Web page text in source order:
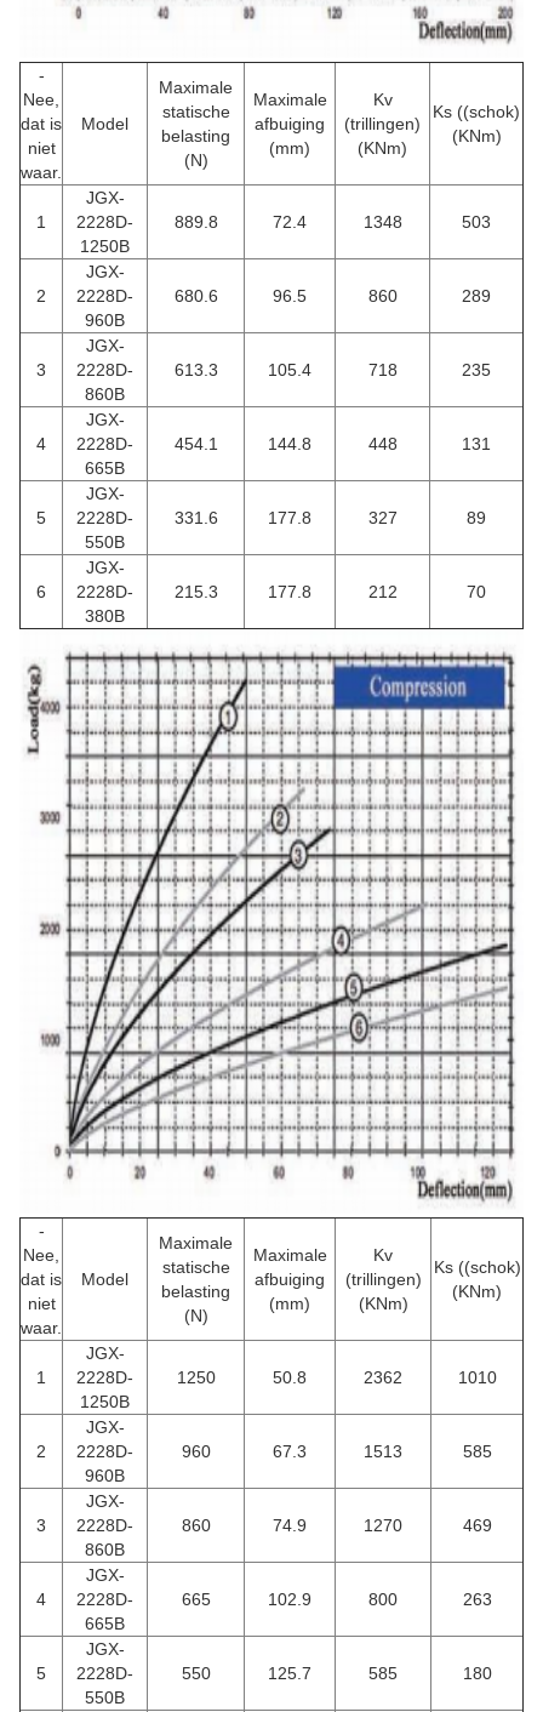
-
Nee,
dat is
niet
waar.
Model
Maximale
statische
belasting
(N)
Maximale
afbuiging
(mm)
Kv
(trillingen)
(KNm)
Ks ((schok)
(KNm)
1
JGX-
2228D-
1250B
889.8 72.4 1348 503
2
JGX-
2228D-
960B
680.6 96.5 860 289
3
JGX-
2228D-
860B
613.3 105.4 718 235
4
JGX-
2228D-
665B
454.1 144.8 448 131
5
JGX-
2228D-
550B
331.6 177.8 327 89
6
JGX-
2228D-
380B
215.3 177.8 212 70
-
Nee,
dat is
niet
waar.
Model
Maximale
statische
belasting
(N)
Maximale
afbuiging
(mm)
Kv
(trillingen)
(KNm)
Ks ((schok)
(KNm)
1
JGX-
2228D-
1250B
1250 50.8 2362 1010
2
JGX-
2228D-
960B
960 67.3 1513 585
3
JGX-
2228D-
860B
860 74.9 1270 469
4
JGX-
2228D-
665B
665 102.9 800 263
5
JGX-
2228D-
550B
550 125.7 585 180